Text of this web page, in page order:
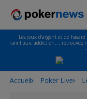
Les jeux d'argent et de
familiaux, addiction…, retrouvez
Accueil Poker Live